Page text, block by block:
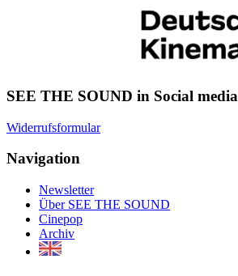
SEE THE SOUND in Social media
Widerrufsformular
Navigation
Newsletter
Über SEE THE SOUND
Cinepop
Archiv